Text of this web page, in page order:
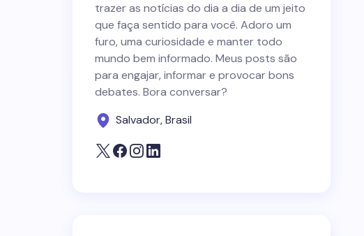
trazer as notícias do dia a dia de um jeito
que faça sentido para você. Adoro um
furo, uma curiosidade e manter todo
mundo bem informado. Meus posts são
para engajar, informar e provocar bons
debates. Bora conversar?
Salvador, Brasil